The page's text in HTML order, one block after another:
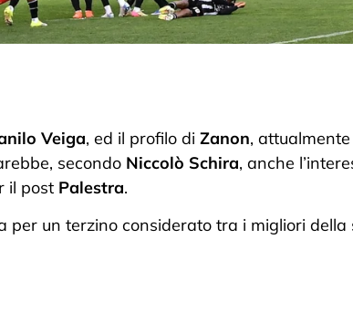
Veiga, ed il profilo di Zanon,
secondo Niccolò Schira, anche
il post Palestra.
per un terzino considerato tra i migliori della